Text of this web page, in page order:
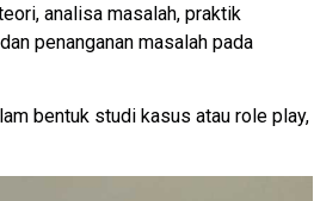
analisa masalah, praktik
penanganan masalah pada
bentuk studi kasus atau role play,